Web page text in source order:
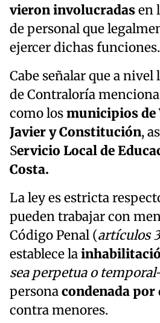
vieron involucradasen
de personal que
ejercer dichas funciones.
Cabe señalar que a
de Contraloría
como losmunicipios de
Javier y Constitución,
Servicio Local de
Costa.
La ley es estricta
pueden trabajar con
Código Penal (artículos
establece la
sea perpetua o temporal
personacondenada por
contra menores.